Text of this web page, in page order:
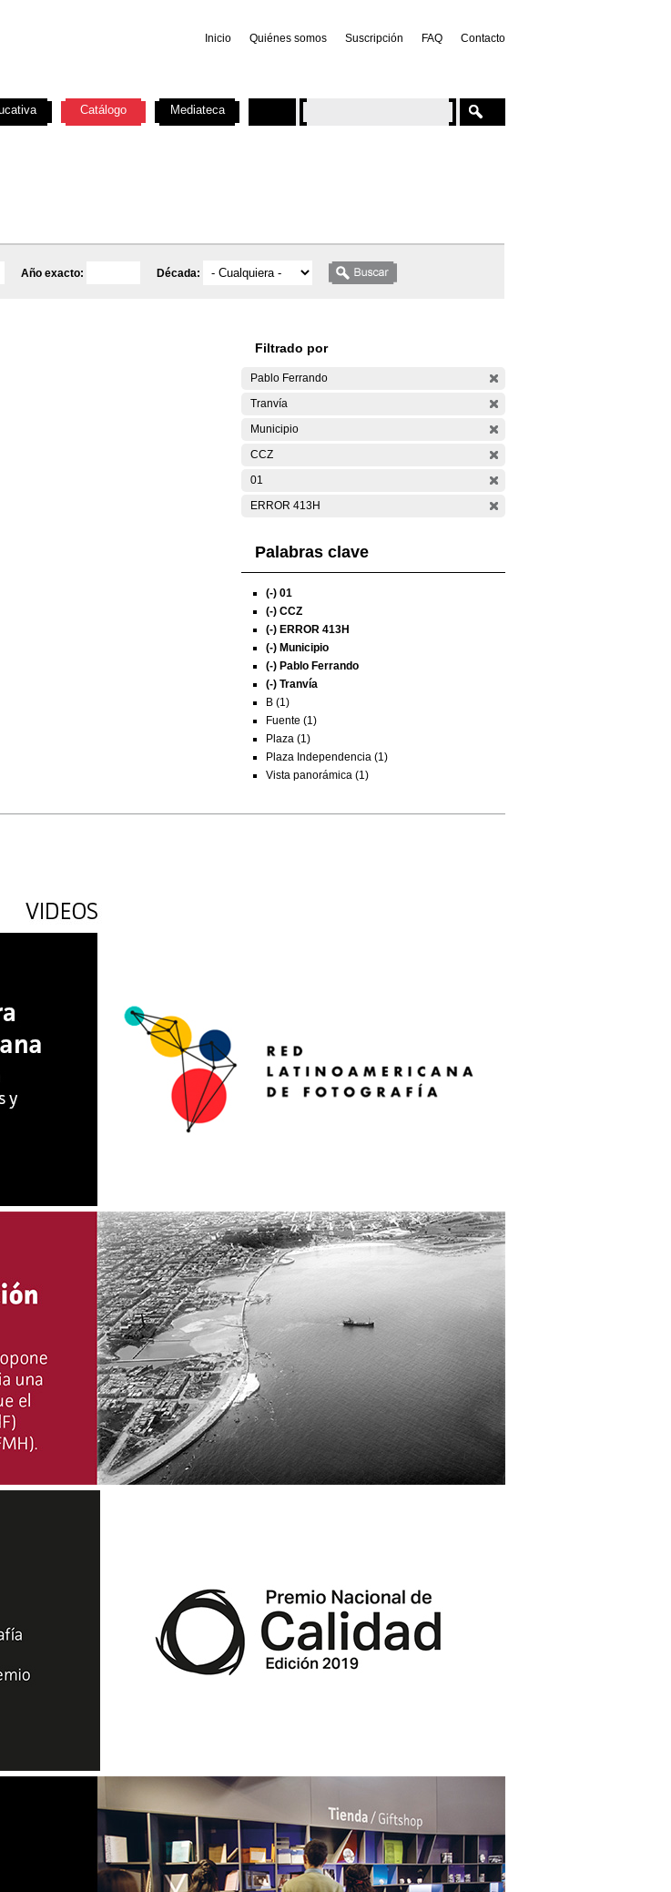
Inicio Quiénes somos Suscripción FAQ Contacto
Año exacto: Década:
Filtrado por
Pablo Ferrando
Tranvía
Municipio
CCZ
01
ERROR 413H
Palabras clave
(-) 01
(-) CCZ
(-) ERROR 413H
(-) Municipio
(-) Pablo Ferrando
(-) Tranvía
B (1)
Fuente (1)
Plaza (1)
Plaza Independencia (1)
Vista panorámica (1)
Catálogo Mediateca